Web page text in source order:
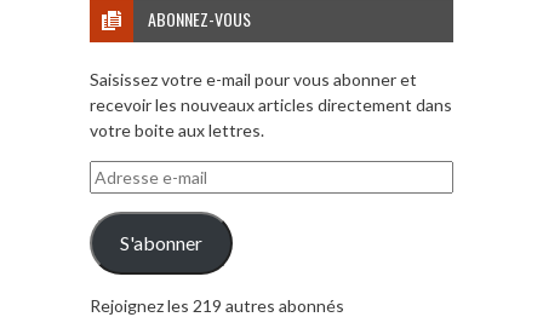
ABONNEZ-VOUS
Saisissez votre e-mail pour vous abonner et
recevoir les nouveaux articles directement dans
votre boite aux lettres.
Adresse
e-
mail
S'abonner
Rejoignez les 219 autres abonnés